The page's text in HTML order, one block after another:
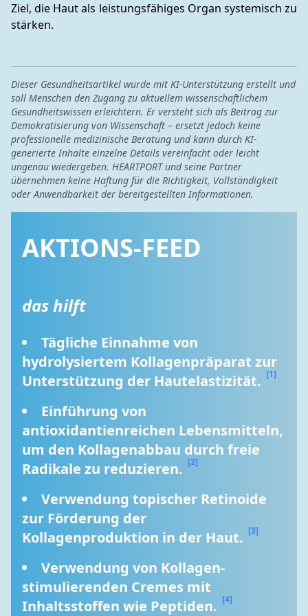
Ziel, die Haut als leistungsfähiges Organ systemisch zu
stärken.
Dieser Gesundheitsartikel wurde mit KI-Unterstützung erstellt und
soll Menschen den Zugang zu aktuellem wissenschaftlichem
Gesundheitswissen erleichtern. Er versteht sich als Beitrag zur
Demokratisierung von Wissenschaft – ersetzt jedoch keine
professionelle medizinische Beratung und kann durch KI-
generierte Inhalte einzelne Details vereinfacht oder leicht
ungenau wiedergeben. HEARTPORT und seine Partner
übernehmen keine Haftung für die Richtigkeit, Vollständigkeit
oder Anwendbarkeit der bereitgestellten Informationen.
AKTIONS-FEED
das hilft
Tägliche Einnahme von
hydrolysiertem Kollagenpräparat zur
Unterstützung der Hautelastizität. [1]
Einführung von
antioxidantienreichen Lebensmitteln,
um den Kollagenabbau durch freie
Radikale zu reduzieren. [2]
Verwendung topischer Retinoide
zur Förderung der
Kollagenproduktion in der Haut. [3]
Verwendung von Kollagen-
stimulierenden Cremes mit
Inhaltsstoffen wie Peptiden. [4]